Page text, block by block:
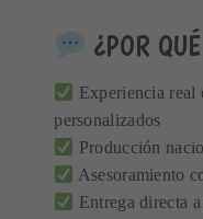
¿POR
Experiencia real
personalizados
Producción
Asesoramiento
Entrega directa